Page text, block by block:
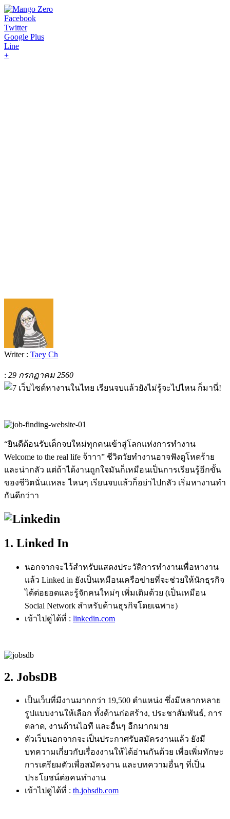
Facebook
Twitter
Google Plus
Line
+
Writer : Taey Ch
: 29 กรกฏาคม 2560
“ยินดีต้อนรับเด็กจบใหม่ทุกคนเข้าสู่โลกแห่งการทำงาน
Welcome to the real life จ้าาา” ชีวิตวัยทำงานอาจฟังดูโหดร้าย
และน่ากลัว แต่ถ้าได้งานถูกใจมันก็เหมือนเป็นการเรียนรู้อีกขั้น
ของชีวิตนั่นแหละ ไหนๆ เรียนจบแล้วก็อย่าไปกลัว เริ่มหางานทำ
กันดีกว่าา
1. Linked In
นอกจากจะไว้สำหรับแสดงประวัติการทำงานเพื่อหางาน
แล้ว Linked in ยังเป็นเหมือนเครือข่ายที่จะช่วยให้นักธุรกิจ
ได้ต่อยอดและรู้จักคนใหม่ๆ เพิ่มเติมด้วย (เป็นเหมือน
Social Network สำหรับด้านธุรกิจโดยเฉพาะ)
เข้าไปดูได้ที่ : linkedin.com
2. JobsDB
เป็นเว็บที่มีงานมากกว่า 19,500 ตำแหน่ง ซึ่งมีหลากหลาย
รูปแบบงานให้เลือก ทั้งด้านก่อสร้าง, ประชาสัมพันธ์, การ
ตลาด, งานด้านไอที และอื่นๆ อีกมากมาย
ตัวเว็บนอกจากจะเป็นประกาศรับสมัครงานแล้ว ยังมี
บทความเกี่ยวกับเรื่องงานให้ได้อ่านกันด้วย เพื่อเพิ่มทักษะ
การเตรียมตัวเพื่อสมัครงาน และบทความอื่นๆ ที่เป็น
ประโยชน์ต่อคนทำงาน
เข้าไปดูได้ที่ : th.jobsdb.com